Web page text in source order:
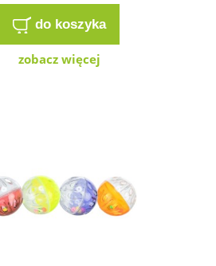
do koszyka
zobacz więcej